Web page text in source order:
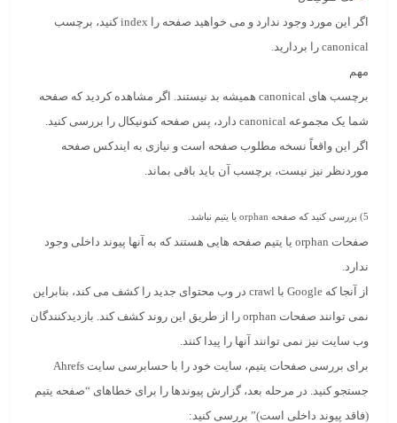
اگر این مورد وجود ندارد و می خواهید صفحه را index کنید، برچسب
canonical را بردارید.
مهم
برچسب های canonical همیشه بد نیستند. اگر مشاهده کردید که صفحه
شما یک مجموعه canonical دارد، پس صفحه کنونیکال را بررسی کنید.
اگر این واقعاً نسخه مطلوب صفحه است و نیازی به ایندکس صفحه
موردنظر نیز نیست، برچسب آن باید باقی بماند.
5) بررسی کنید که صفحه orphan یا یتیم نباشد.
صفحات orphan یا یتیم صفحه هایی هستند که به آنها پیوند داخلی وجود
ندارد.
از آنجا که Google با crawl در وب محتوای جدید را کشف می کند، بنابراین
نمی توانند صفحات orphan را از طریق این روند کشف کند. بازدیدکنندگان
وب سایت نیز نمی توانند آنها را پیدا کنند.
برای بررسی صفحات یتیم، سایت خود را با حسابرسی سایت Ahrefs
جستجو کنید. در مرحله بعد، گزارش پیوندها را برای خطاهای “صفحه یتیم
(فاقد پیوند داخلی است)” بررسی کنید: